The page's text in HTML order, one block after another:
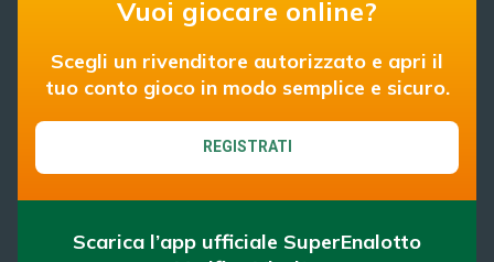
Vuoi giocare online?
Scegli un rivenditore autorizzato e apri il
tuo conto gioco in modo semplice e sicuro.
REGISTRATI
Scarica l’app ufficiale SuperEnalotto